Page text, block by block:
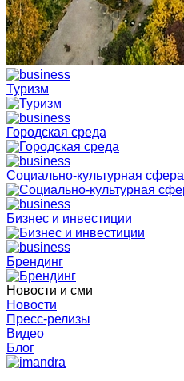
Туризм
Городская среда
Социально-культурная сфера
Бизнес и инвестиции
Брендинг
Новости и сми
Новости
Пресс-релизы
Видео
Блог